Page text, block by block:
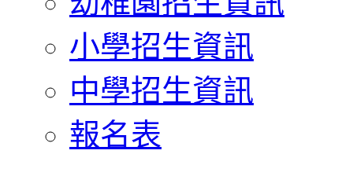
小學招生資訊
中學招生資訊
報名表